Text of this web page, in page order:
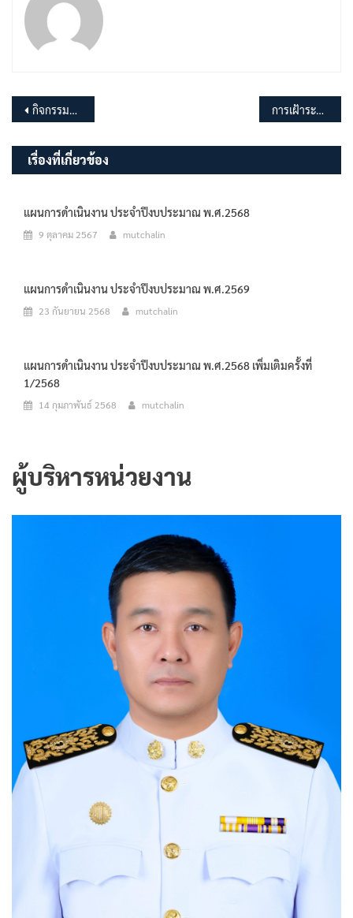
แนะแนว
เรื่อง
กิจกรรมการฉีดวัคซีนป้องกันโรคพิษสุนัขบ้าแก่สุนัขและแมว ประจำปีงบประมาณ พ.ศ.2567 การเฝ้าระวังผลกระทบต่อสุขภาพจากโรคฮีทสโตรก
เรื่องที่เกี่ยวข้อง
แผนการดำเนินงาน ประจำปีงบประมาณ พ.ศ.2568
9 ตุลาคม 2567 mutchalin
แผนการดำเนินงาน ประจำปีงบประมาณ พ.ศ.2569
23 กันยายน 2568 mutchalin
แผนการดำเนินงาน ประจำปีงบประมาณ พ.ศ.2568 เพิ่มเติมครั้งที่
1/2568
14 กุมภาพันธ์ 2568 mutchalin
ผู้บริหารหน่วยงาน